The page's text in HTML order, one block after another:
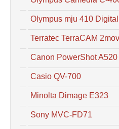
Olympus mju 410 Digital
Terratec TerraCAM
Canon PowerShot A520
Casio QV-700
Minolta Dimage E323
Sony MVC-FD71